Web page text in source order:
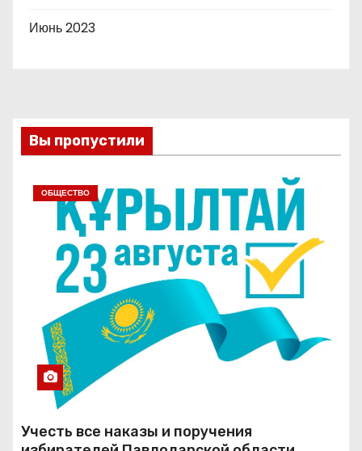
Июнь 2023
Вы пропустили
ОБЩЕСТВО
Учесть все наказы и поручения